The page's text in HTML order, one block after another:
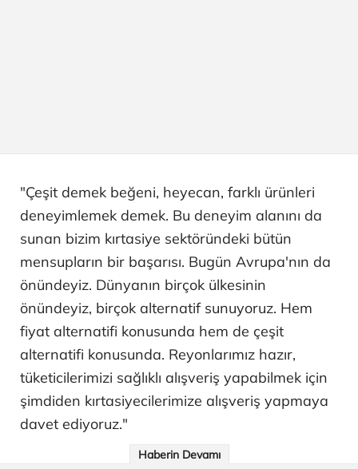
"Çeşit demek beğeni, heyecan, farklı ürünleri
deneyimlemek demek. Bu deneyim alanını da
sunan bizim kırtasiye sektöründeki bütün
mensupların bir başarısı. Bugün Avrupa'nın da
önündeyiz. Dünyanın birçok ülkesinin
önündeyiz, birçok alternatif sunuyoruz. Hem
fiyat alternatifi konusunda hem de çeşit
alternatifi konusunda. Reyonlarımız hazır,
tüketicilerimizi sağlıklı alışveriş yapabilmek için
şimdiden kırtasiyecilerimize alışveriş yapmaya
davet ediyoruz."
Haberin Devamı